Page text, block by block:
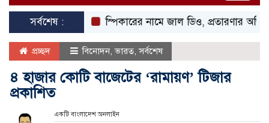
সর্বশেষ :
স্পিকারের নামে জাল ডিও, প্রতারণার অভিযোগে
প্রচ্ছদ বিনোদন,ভারত,সর্বশেষ
৪ হাজার কোটি বাজেটের ‘রামায়ণ’ টিজার
প্রকাশিত
একটি বাংলাদেশ অনলাইন